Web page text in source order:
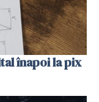
înapoi la pix